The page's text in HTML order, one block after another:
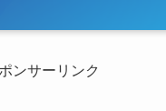
ンサーリンク